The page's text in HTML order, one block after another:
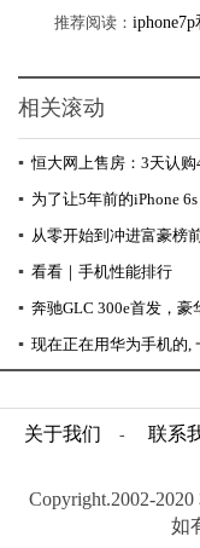
推荐阅读： iphone7p
相关滚动
▪ 恒大网上售房：3天认
▪ 为了让5年前的iPhone
▪ 从零开始到冲进富豪榜
▪ 看看｜手机性能排行
▪ 奔驰GLC 300e首发，
▪ 现在正在用华为手机的,
关于我们 - 联系
Copyright.2002-
如